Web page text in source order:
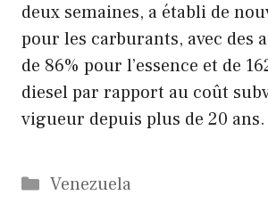
deux semaines, a établi de
pour les carburants, avec des
de 86% pour l’essence et de
diesel par rapport au coût
vigueur depuis plus de 20 ans.
Catégories
Venezuela